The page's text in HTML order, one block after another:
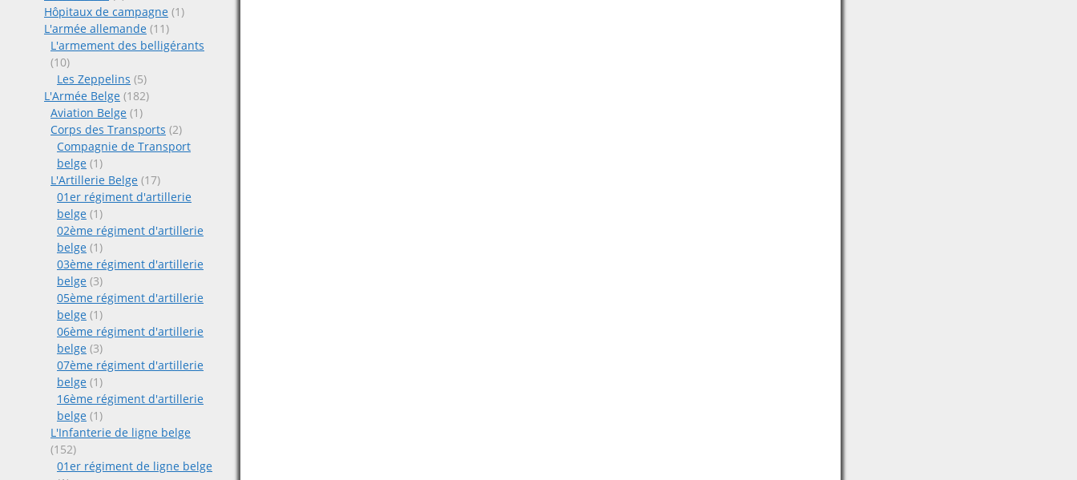
Hôpitaux de campagne (1)
L'armée allemande (11)
L'armement des belligérants
(10)
Les Zeppelins (5)
L'Armée Belge (182)
Aviation Belge (1)
Corps des Transports (2)
Compagnie de Transport
belge (1)
L'Artillerie Belge (17)
01er régiment d'artillerie
belge (1)
02ème régiment d'artillerie
belge (1)
03ème régiment d'artillerie
belge (3)
05ème régiment d'artillerie
belge (1)
06ème régiment d'artillerie
belge (3)
07ème régiment d'artillerie
belge (1)
16ème régiment d'artillerie
belge (1)
L'Infanterie de ligne belge
(152)
01er régiment de ligne belge